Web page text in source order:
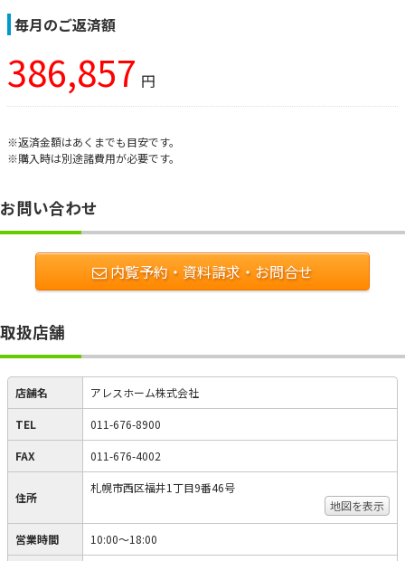
毎月のご返済額
386,857 円
※返済金額はあくまでも目安です。
※購入時は別途諸費用が必要です。
お問い合わせ
内覧予約・資料請求・お問合せ
取扱店舗
店舗名 アレスホーム株式会社
TEL 011-676-8900
FAX 011-676-4002
住所
札幌市西区福井1丁目9番46号
地図を表示
営業時間 10:00～18:00